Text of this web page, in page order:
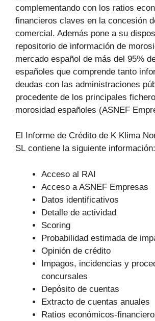
complementando con los ratios
financieros claves en la concesión
comercial. Además pone a su
repositorio de información de
mercado español de más del 95%
españoles que comprende tanto
deudas con las administraciones
procedente de los principales
morosidad españoles (ASNEF
El Informe de Crédito de K Klima
SL contiene la siguiente información:
Acceso al RAI
Acceso a ASNEF Empresas
Datos identificativos
Detalle de actividad
Scoring
Probabilidad estimada de
Opinión de crédito
Impagos, incidencias y
concursales
Depósito de cuentas
Extracto de cuentas anuales
Ratios económicos-